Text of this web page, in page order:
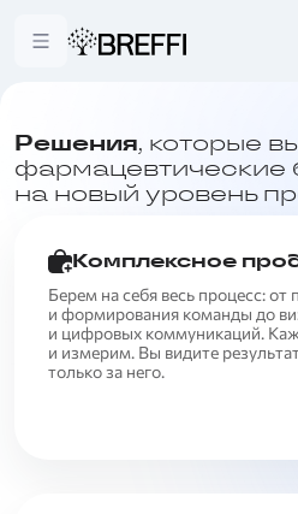
Решения, которые
фармацевтические
на новый уровень
Комплексное
Берем на себя весь процесс:
и формирования команды до
и цифровых коммуникаций.
и измерим. Вы видите
только за него.